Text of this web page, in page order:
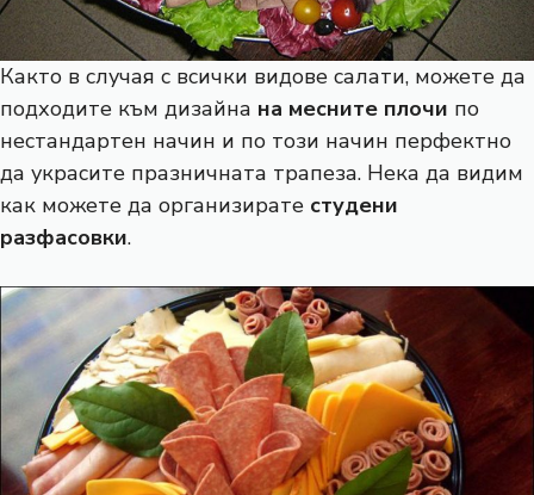
Както в случая с всички видове салати, можете да
подходите към дизайна на месните плочи по
нестандартен начин и по този начин перфектно
да украсите празничната трапеза. Нека да видим
как можете да организирате студени
разфасовки.